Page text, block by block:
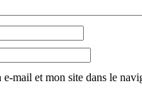
mail et mon site dans le